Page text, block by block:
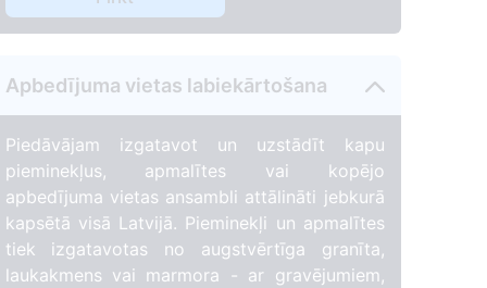
Apbedījuma vietas labiekārtošana
Piedāvājam izgatavot un uzstādīt kapu
pieminekļus, apmalītes vai kopējo
apbedījuma vietas ansambli attālināti jebkurā
kapsētā visā Latvijā. Pieminekļi un apmalītes
tiek izgatavotas no augstvērtīga granīta,
laukakmens vai marmora - ar gravējumiem,